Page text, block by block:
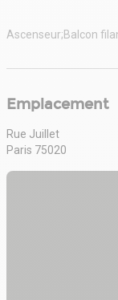
Ascenseur;Balcon
Emplacement
Rue Juillet
Paris 75020